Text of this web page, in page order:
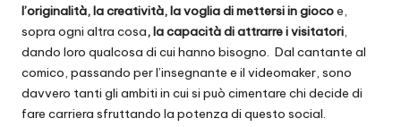
l’originalità, la creatività, la voglia di mettersi in giocoe,
sopra ogni altra cosa, la capacità di attrarre i visitatori,
dando loro qualcosa di cui hanno bisogno. Dal cantante al
comico, passando per l’insegnante e il videomaker, sono
davvero tanti gli ambiti in cui si può cimentare chi decide di
fare carriera sfruttando la potenza di questo social.